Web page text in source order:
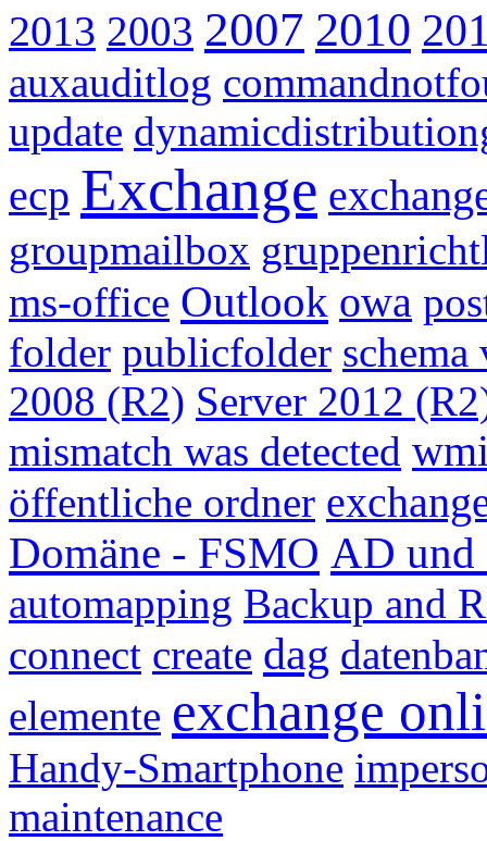
2013 2003 2007 2010
auxauditlog
update
ecp Exchange
groupmailbox
ms-office Outlook owa
folder publicfolder schema
2008 (R2) Server 2012
mismatch was detected
öffentliche ordner
Domäne - FSMO AD und
automapping Backup and
connect create dag
elemente exchange
Handy-Smartphone
maintenance